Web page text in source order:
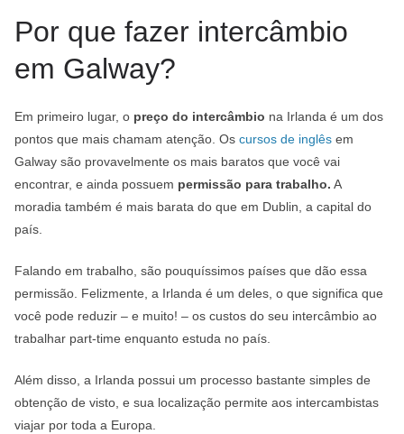
Por que fazer intercâmbio
em Galway?
Em primeiro lugar, o preço do intercâmbio na Irlanda é um dos
pontos que mais chamam atenção. Os cursos de inglês em
Galway são provavelmente os mais baratos que você vai
encontrar, e ainda possuem permissão para trabalho. A
moradia também é mais barata do que em Dublin, a capital do
país.
Falando em trabalho, são pouquíssimos países que dão essa
permissão. Felizmente, a Irlanda é um deles, o que significa que
você pode reduzir – e muito! – os custos do seu intercâmbio ao
trabalhar part-time enquanto estuda no país.
Além disso, a Irlanda possui um processo bastante simples de
obtenção de visto, e sua localização permite aos intercambistas
viajar por toda a Europa.